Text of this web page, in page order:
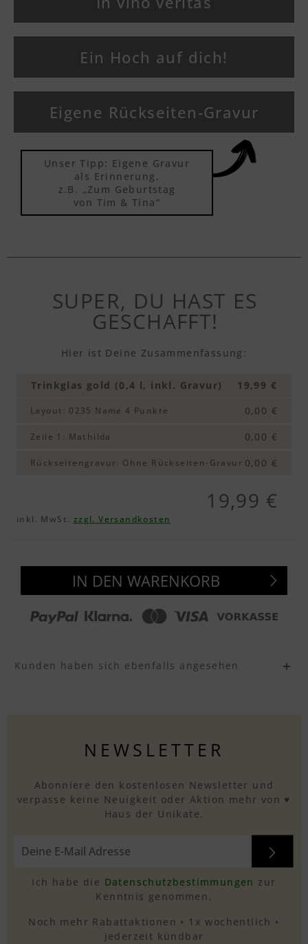
Ein Hoch auf dich!
Eigene Rückseiten-Gravur
Unser Tipp: Eigene Gravur
als Erinnerung,
z.B. „Zum Geburtstag
von Tim & Tina“
SUPER, DU HAST ES
GESCHAFFT!
Hier ist Deine Zusammenfassung:
Trinkglas gold (0,4 l, inkl. Gravur) 19,99 €
Layout: 0235 Name 4 Punkte 0,00 €
Zeile 1 : Mathilda 0,00 €
Rückseitengravur: Ohne Rückseiten-Gravur 0,00 €
19,99 €
inkl. MwSt. zzgl. Versandkosten
IN DEN WARENKORB
Kunden haben sich ebenfalls angesehen
NEWSLETTER
Abonniere den kostenlosen Newsletter und
verpasse keine Neuigkeit oder Aktion mehr von ♥
Haus der Unikate.
Ich habe die Datenschutzbestimmungen zur
Kenntnis genommen.
Noch mehr Rabattaktionen • 1x wochentlich •
jederzeit kündbar